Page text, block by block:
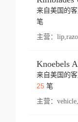
来自美国的
笔
主营：
来自美国的
25笔
主营：